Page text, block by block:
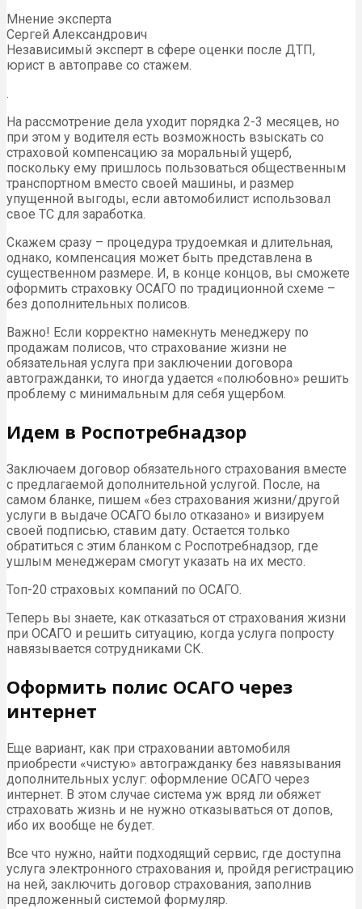
Мнение эксперта
Сергей Александрович
Независимый эксперт в сфере оценки после ДТП,
юрист в автоправе со стажем.
.
На рассмотрение дела уходит порядка 2-3 месяцев, но
при этом у водителя есть возможность взыскать со
страховой компенсацию за моральный ущерб,
поскольку ему пришлось пользоваться общественным
транспортном вместо своей машины, и размер
упущенной выгоды, если автомобилист использовал
свое ТС для заработка.
Скажем сразу – процедура трудоемкая и длительная,
однако, компенсация может быть представлена в
существенном размере. И, в конце концов, вы сможете
оформить страховку ОСАГО по традиционной схеме –
без дополнительных полисов.
Важно! Если корректно намекнуть менеджеру по
продажам полисов, что страхование жизни не
обязательная услуга при заключении договора
автогражданки, то иногда удается «полюбовно» решить
проблему с минимальным для себя ущербом.
Идем в Роспотребнадзор
Заключаем договор обязательного страхования вместе
с предлагаемой дополнительной услугой. После, на
самом бланке, пишем «без страхования жизни/другой
услуги в выдаче ОСАГО было отказано» и визируем
своей подписью, ставим дату. Остается только
обратиться с этим бланком с Роспотребнадзор, где
ушлым менеджерам смогут указать на их место.
Топ-20 страховых компаний по ОСАГО.
Теперь вы знаете, как отказаться от страхования жизни
при ОСАГО и решить ситуацию, когда услуга попросту
навязывается сотрудниками СК.
Оформить полис ОСАГО через
интернет
Еще вариант, как при страховании автомобиля
приобрести «чистую» автогражданку без навязывания
дополнительных услуг: оформление ОСАГО через
интернет. В этом случае система уж вряд ли обяжет
страховать жизнь и не нужно отказываться от допов,
ибо их вообще не будет.
Все что нужно, найти подходящий сервис, где доступна
услуга электронного страхования и, пройдя регистрацию
на ней, заключить договор страхования, заполнив
предложенный системой формуляр.